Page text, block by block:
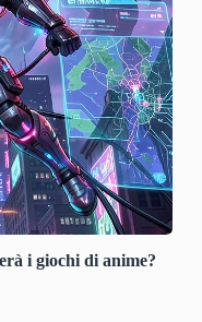
i giochi di anime?